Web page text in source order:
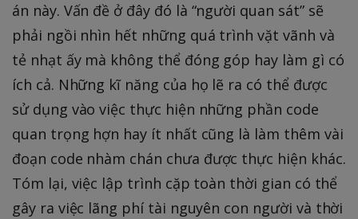
án này. Vấn đề ở đây đó là “người quan sát” sẽ
phải ngồi nhìn hết những quá trình vặt vãnh và
tẻ nhạt ấy mà không thể đóng góp hay làm gì có
ích cả. Những kĩ năng của họ lẽ ra có thể được
sử dụng vào việc thực hiện những phần code
quan trọng hợn hay ít nhất cũng là làm thêm vài
đoạn code nhàm chán chưa được thực hiện khác.
Tóm lại, việc lập trình cặp toàn thời gian có thể
gây ra việc lãng phí tài nguyên con người và thời